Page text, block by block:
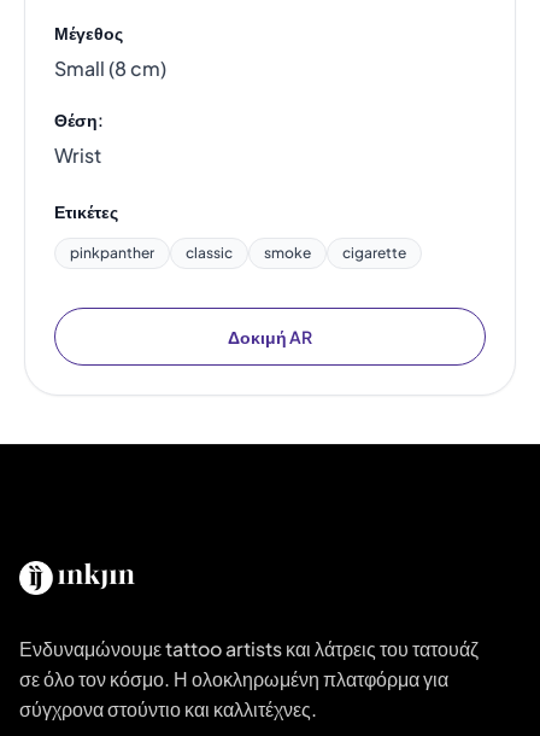
Μέγεθος
Small (8 cm)
Θέση:
Wrist
Ετικέτες
pinkpanther classic smoke cigarette
Δοκιμή AR
Ενδυναμώνουμε tattoo artists και λάτρεις του τατουάζ
σε όλο τον κόσμο. Η ολοκληρωμένη πλατφόρμα για
σύγχρονα στούντιο και καλλιτέχνες.